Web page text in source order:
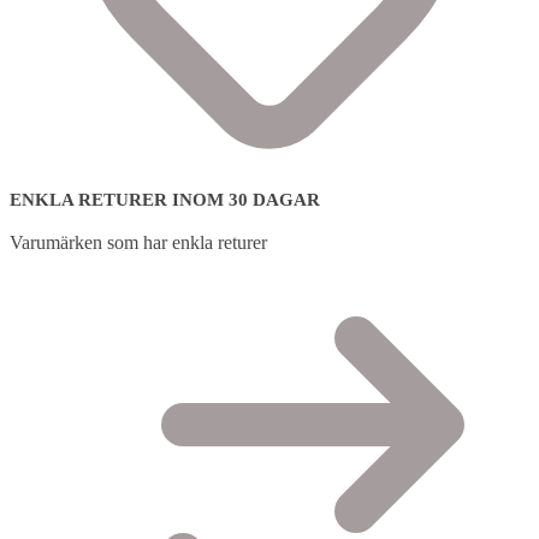
ENKLA RETURER INOM 30 DAGAR
Varumärken som har enkla returer